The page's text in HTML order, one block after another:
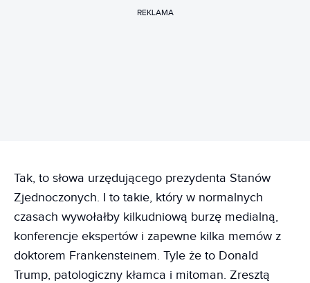
REKLAMA
Tak, to słowa urzędującego prezydenta Stanów
Zjednoczonych. I to takie, który w normalnych
czasach wywołałby kilkudniową burzę medialną,
konferencje ekspertów i zapewne kilka memów z
doktorem Frankensteinem. Tyle że to Donald
Trump, patologiczny kłamca i mitoman. Zresztą